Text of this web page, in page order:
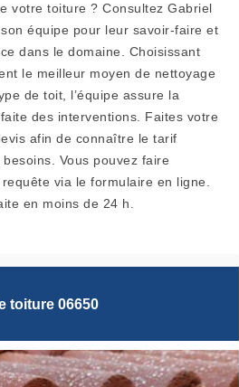
votre toiture ? Consultez Gabriel
équipe pour leur savoir-faire et
dans le domaine. Choisissant
le meilleur moyen de nettoyage
de toit, l’équipe assure la
des interventions. Faites votre
afin de connaître le tarif
Vous pouvez faire
via le formulaire en ligne.
en moins de 24 h.
toiture 06650